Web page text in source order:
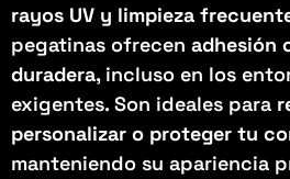
rayos UV y limpieza
pegatinas ofrecen adhesión
duradera, incluso en los
exigentes. Son ideales para
personalizar o proteger tu
manteniendo su apariencia